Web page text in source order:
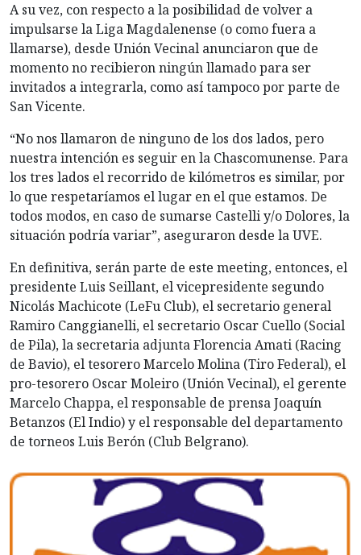
A su vez, con respecto a la posibilidad de volver a
impulsarse la Liga Magdalenense (o como fuera a
llamarse), desde Unión Vecinal anunciaron que de
momento no recibieron ningún llamado para ser
invitados a integrarla, como así tampoco por parte de
San Vicente.
“No nos llamaron de ninguno de los dos lados, pero
nuestra intención es seguir en la Chascomunense. Para
los tres lados el recorrido de kilómetros es similar, por
lo que respetaríamos el lugar en el que estamos. De
todos modos, en caso de sumarse Castelli y/o Dolores, la
situación podría variar”, aseguraron desde la UVE.
En definitiva, serán parte de este meeting, entonces, el
presidente Luis Seillant, el vicepresidente segundo
Nicolás Machicote (LeFu Club), el secretario general
Ramiro Canggianelli, el secretario Oscar Cuello (Social
de Pila), la secretaria adjunta Florencia Amati (Racing
de Bavio), el tesorero Marcelo Molina (Tiro Federal), el
pro-tesorero Oscar Moleiro (Unión Vecinal), el gerente
Marcelo Chappa, el responsable de prensa Joaquín
Betanzos (El Indio) y el responsable del departamento
de torneos Luis Berón (Club Belgrano).